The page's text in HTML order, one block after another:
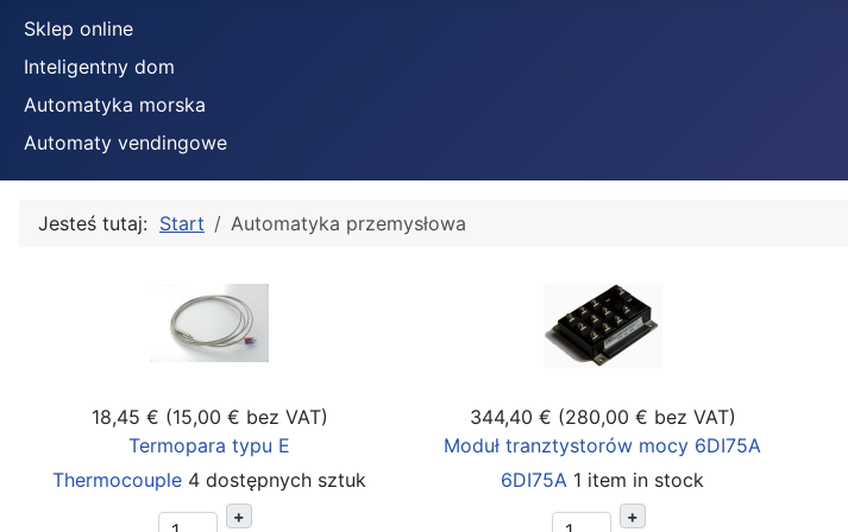
Sklep online
Inteligentny dom
Automatyka morska
Automaty vendingowe
Jesteś tutaj: Start Automatyka przemysłowa
18,45 € (15,00 € bez VAT)
Termopara typu E
Thermocouple 4 dostępnych sztuk
+
344,40 € (280,00 € bez VAT)
Moduł tranztystorów mocy 6DI75A
6DI75A 1 item in stock
+